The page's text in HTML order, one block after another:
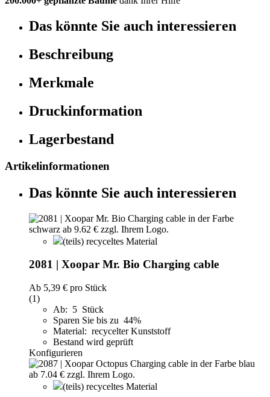
Das könnte Sie auch interessieren
Beschreibung
Merkmale
Druckinformation
Lagerbestand
Artikelinformationen
Das könnte Sie auch interessieren
(teils) recyceltes Material
2081 | Xoopar Mr. Bio Charging cable
Ab 5,39 € pro Stück
(1)
Ab: 5 Stück
Sparen Sie bis zu 44%
Material: recycelter Kunststoff
Bestand wird geprüft
Konfigurieren
(teils) recyceltes Material